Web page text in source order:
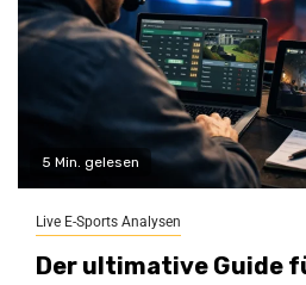
5 Min. gelesen
Live E-Sports Analysen
Der ultimative Guide